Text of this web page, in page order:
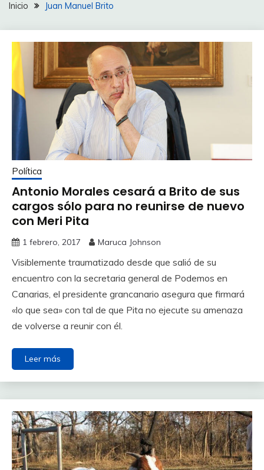
Inicio Juan Manuel Brito
Política
Antonio Morales cesará a Brito de sus
cargos sólo para no reunirse de nuevo
con Meri Pita
1 febrero, 2017 Maruca Johnson
Visiblemente traumatizado desde que salió de su
encuentro con la secretaria general de Podemos en
Canarias, el presidente grancanario asegura que firmará
«lo que sea» con tal de que Pita no ejecute su amenaza
de volverse a reunir con él.
Leer más